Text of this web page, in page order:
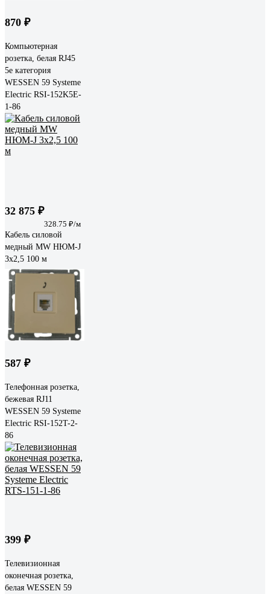
870 ₽
Компьютерная
розетка, белая RJ45
5e категория
WESSEN 59 Systeme
Electric RSI-152K5E-
1-86
32 875 ₽
328.75 ₽/м
Кабель силовой
медный MW НЮМ-J
3х2,5 100 м
587 ₽
Телефонная розетка,
бежевая RJ11
WESSEN 59 Systeme
Electric RSI-152T-2-
86
399 ₽
Телевизионная
оконечная розетка,
белая WESSEN 59